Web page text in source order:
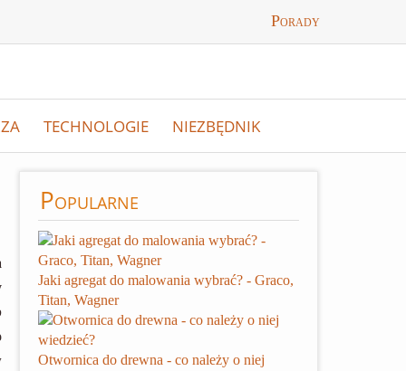
Porady
TECHNOLOGIE NIEZBĘDNIK
Popularne
Jaki agregat do malowania wybrać? - Graco,
Titan, Wagner
Otwornica do drewna - co należy o niej